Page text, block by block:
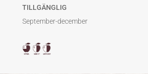
TILLGÄNGLIG
September-december